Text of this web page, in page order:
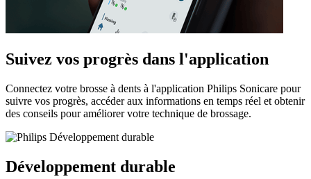
Suivez vos progrès dans l'application
Connectez votre brosse à dents à l'application Philips Sonicare pour
suivre vos progrès, accéder aux informations en temps réel et obtenir
des conseils pour améliorer votre technique de brossage.
Développement durable